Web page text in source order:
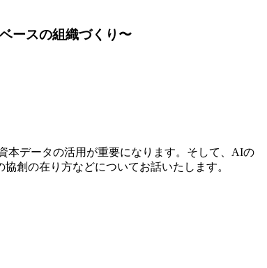
ースの組織づくり〜
本データの活用が重要になります。そして、AIの
創の在り方などについてお話いたします。